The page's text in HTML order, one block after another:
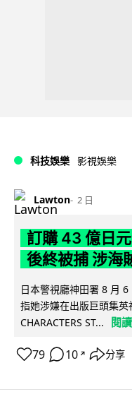
科技娛樂 影視娛樂
Lawton 2 日
訂購 43 億日
後終被捕 涉海
日本警視廳神田署 8 月
指她涉嫌在出版巨頭集英
CHARACTERS ST...
閱
79 10 ↗ 分享